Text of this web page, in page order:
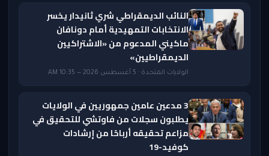
النائب الديمقراطي شري ثانيدار يخسر
الانتخابات التمهيدية أمام دونافان
ماكيني المدعوم من «الاشتراكيين
الديمقراطيين»
الولايات المتحدة · 5 أغسطس 2026 — 10:35 AM
3 مدعين عامين جمهوريين في الولايات
يطلبون سجلات من فاوتشي للتحقيق في
مزاعم تحقيقه أرباحًا من إرشادات
كوفيد-19